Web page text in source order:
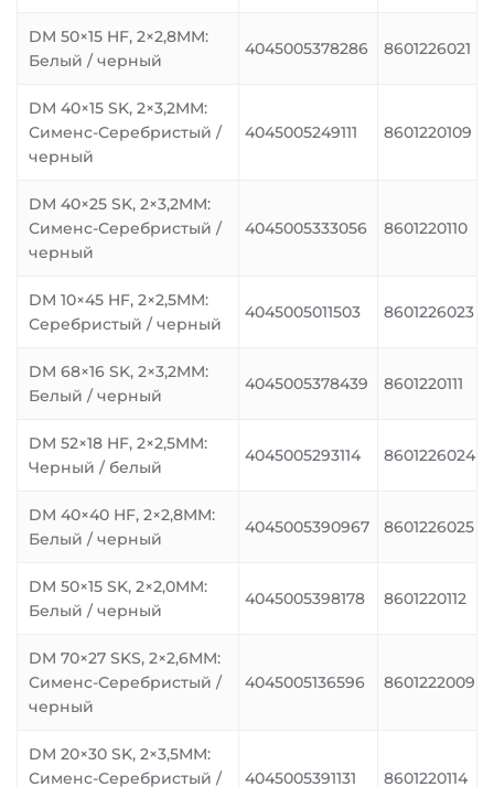
DM 50×15 HF, 2×2,8MM:
Белый / черный
4045005378286 8601226021
DM 40×15 SK, 2×3,2MM:
Сименс-Серебристый /
черный
4045005249111 8601220109
DM 40×25 SK, 2×3,2MM:
Сименс-Серебристый /
черный
4045005333056 8601220110
DM 10×45 HF, 2×2,5MM:
Серебристый / черный
4045005011503 8601226023
DM 68×16 SK, 2×3,2MM:
Белый / черный
4045005378439 8601220111
DM 52×18 HF, 2×2,5MM:
Черный / белый
4045005293114 8601226024
DM 40×40 HF, 2×2,8MM:
Белый / черный
4045005390967 8601226025
DM 50×15 SK, 2×2,0MM:
Белый / черный
4045005398178 8601220112
DM 70×27 SKS, 2×2,6MM:
Сименс-Серебристый /
черный
4045005136596 8601222009
DM 20×30 SK, 2×3,5MM:
Сименс-Серебристый /
4045005391131 8601220114